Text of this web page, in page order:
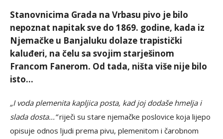
Stanovnicima Grada na Vrbasu pivo je bilo
nepoznat napitak sve do 1869. godine, kada iz
Njemačke u Banjaluku dolaze trapistički
kaluđeri, na čelu sa svojim starješinom
Francom Fanerom. Od tada, ništa više nije bilo
isto...
„I voda plemenita kapljica posta, kad joj dodaše hmelja i
slada dosta...“riječi su stare njemačke poslovice koja lijepo
opisuje odnos ljudi prema pivu, plemenitom i čarobnom